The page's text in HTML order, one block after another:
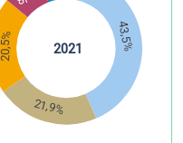
43,5%
21,9%
20,5% 2021